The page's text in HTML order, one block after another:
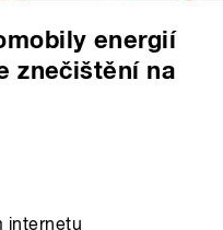
energií
znečištění na
internetu